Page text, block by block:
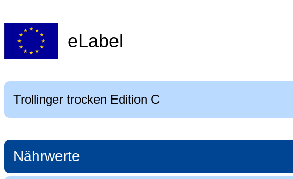
eLabel
Trollinger trocken Edition C
Nährwerte